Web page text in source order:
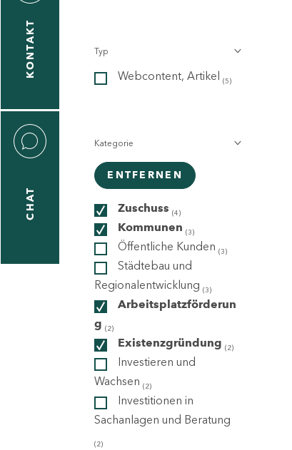
KONTAKT
CHAT
Typ
Webcontent, Artikel (5)
Kategorie
ENTFERNEN
Zuschuss (4)
Kommunen (3)
Öffentliche Kunden (3)
Städtebau und
Regionalentwicklung (3)
Arbeitsplatzförderun
g (2)
Existenzgründung (2)
Investieren und
Wachsen (2)
Investitionen in
Sachanlagen und Beratung
(2)